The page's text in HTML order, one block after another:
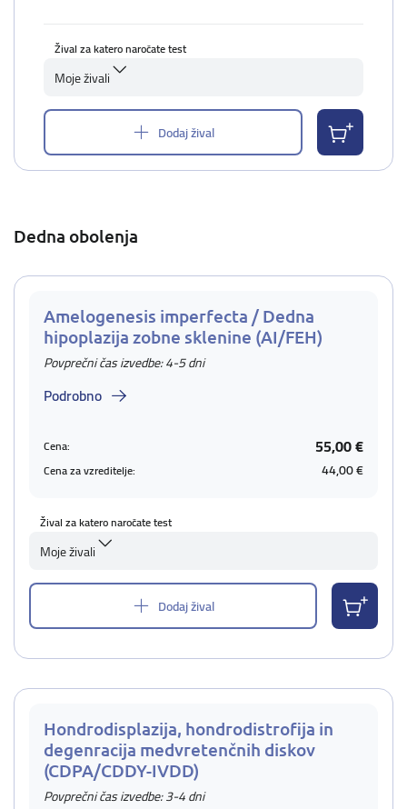
Žival za katero naročate test
Moje živali
Dodaj žival
Dedna obolenja
Amelogenesis imperfecta / Dedna
hipoplazija zobne sklenine (AI/FEH)
Povprečni čas izvedbe: 4-5 dni
Podrobno
Cena: 55,00 €
Cena za vzreditelje: 44,00 €
Žival za katero naročate test
Moje živali
Dodaj žival
Hondrodisplazija, hondrodistrofija in
degenracija medvretenčnih diskov
(CDPA/CDDY-IVDD)
Povprečni čas izvedbe: 3-4 dni